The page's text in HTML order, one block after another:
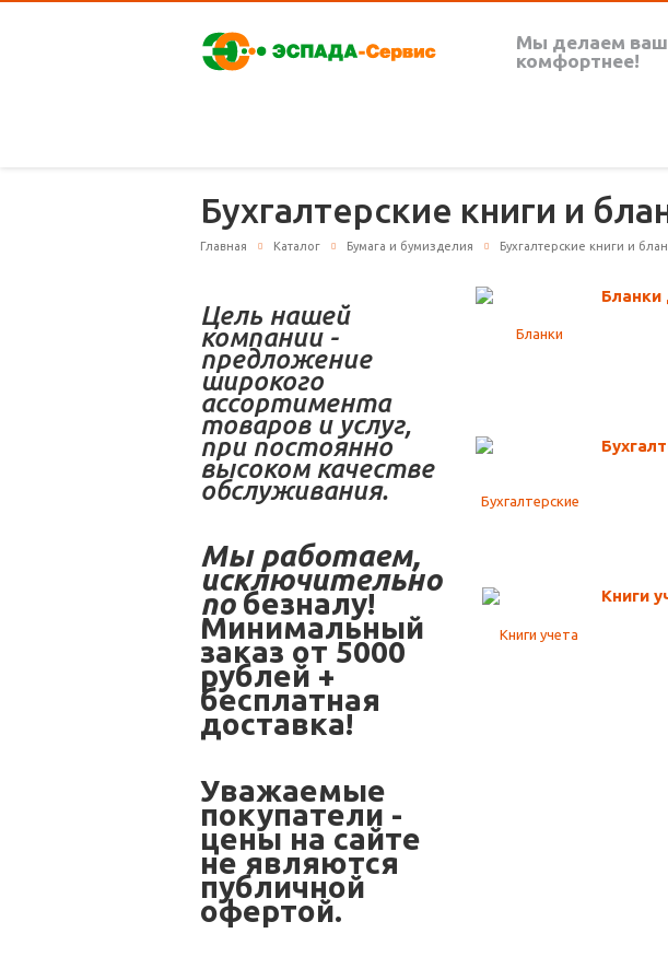
Мы делаем
комфортнее!
Бухгалтерские книги и
Главная Каталог Бумага и бумизделия Бухгалтерские книги и
Цель нашей
компании -
предложение
широкого
ассортимента
товаров и услуг,
при постоянно
высоком качестве
обслуживания.
Мы работаем,
исключительно
по безналу!
Минимальный
заказ от 5000
рублей +
бесплатная
доставка!
Уважаемые
покупатели -
цены на сайте
не являются
публичной
офертой.
Бланки
Книги